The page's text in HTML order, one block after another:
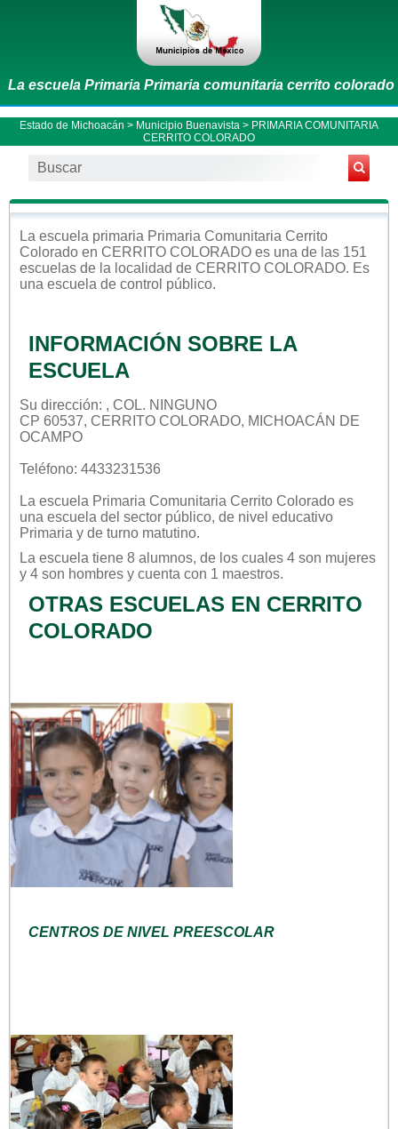
La escuela Primaria Primaria comunitaria cerrito colorado
Estado de Michoacán > Municipio Buenavista > PRIMARIA COMUNITARIA
CERRITO COLORADO
La escuela primaria Primaria Comunitaria Cerrito
Colorado en CERRITO COLORADO es una de las 151
escuelas de la localidad de CERRITO COLORADO. Es
una escuela de control público.
INFORMACIÓN SOBRE LA
ESCUELA
Su dirección: , COL. NINGUNO
CP 60537, CERRITO COLORADO, MICHOACÁN DE
OCAMPO
Teléfono: 4433231536
La escuela Primaria Comunitaria Cerrito Colorado es
una escuela del sector público, de nivel educativo
Primaria y de turno matutino.
La escuela tiene 8 alumnos, de los cuales 4 son mujeres
y 4 son hombres y cuenta con 1 maestros.
OTRAS ESCUELAS EN CERRITO
COLORADO
CENTROS DE NIVEL PREESCOLAR